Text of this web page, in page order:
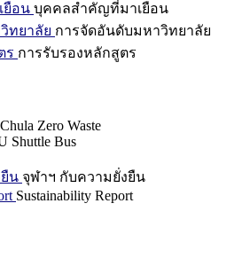
ยือน บุคคลสำคัญที่มาเยือน
ทยาลัย การจัดอันดับมหาวิทยาลัย
ร การรับรองหลักสูตร
Chula Zero Waste
Shuttle Bus
น จุฬาฯ กับความยั่งยืน
Sustainability Report